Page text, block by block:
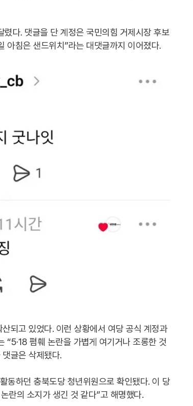
다. 댓글을 단 계정은 국민의힘 거제시장 후보
아침은 샌드위치”라는 대댓글까지 이어졌다.
되고 있었다. 이런 상황에서 여당 공식 계정과
“5·18 폄훼 논란을 가볍게 여기거나 조롱한 것
글은 삭제됐다.
동하던 충북도당 청년위원으로 확인됐다. 이 당
란의 소지가 생긴 것 같다”고 해명했다.